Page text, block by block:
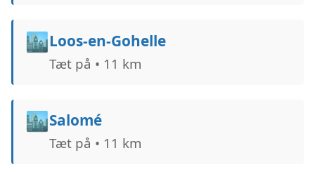
🏙️Loos-en-Gohelle
Tæt på • 11 km
🏙️Salomé
Tæt på • 11 km